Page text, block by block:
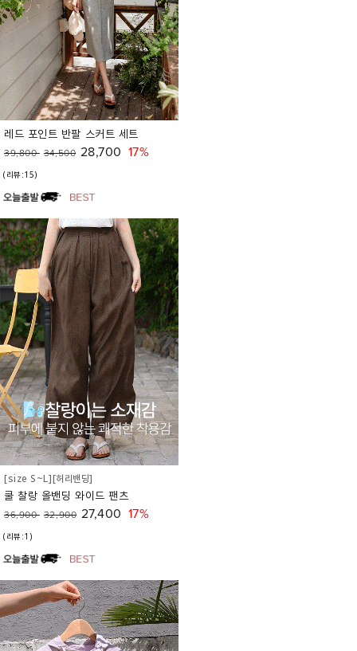
레드 포인트 반팔 스커트 세트
39,800 34,500 28,700 17%
(리뷰:15)
[size S~L][허리밴딩]
쿨 찰랑 올밴딩 와이드 팬츠
36,900 32,900 27,400 17%
(리뷰:1)